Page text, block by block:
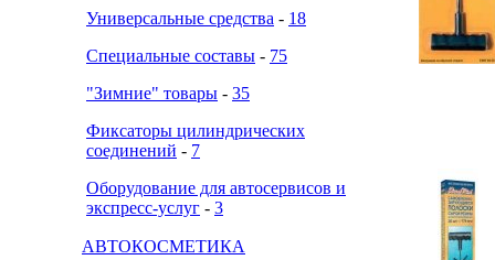
Универсальные средства - 18
Специальные составы - 75
"Зимние" товары - 35
Фиксаторы цилиндрических
соединений - 7
Оборудование для автосервисов и
экспресс-услуг - 3
АВТОКОСМЕТИКА